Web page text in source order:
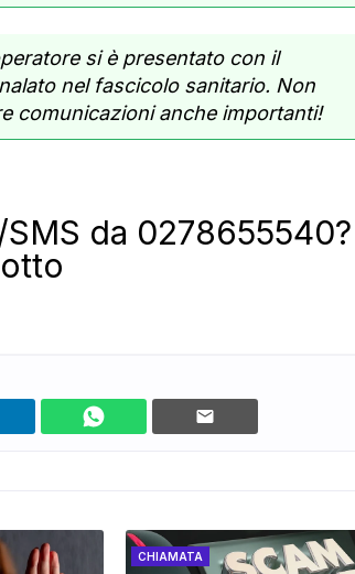
si è presentato con il
nel fascicolo sanitario. Non
comunicazioni anche importanti!
da 0278655540?
CHIAMATA